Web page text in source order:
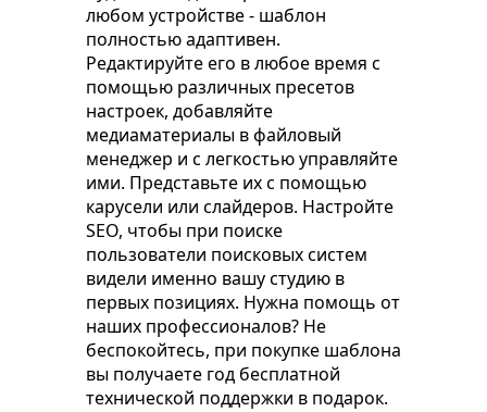
любом устройстве - шаблон
полностью адаптивен.
Редактируйте его в любое время с
помощью различных пресетов
настроек, добавляйте
медиаматериалы в файловый
менеджер и с легкостью управляйте
ими. Представьте их с помощью
карусели или слайдеров. Настройте
SEO, чтобы при поиске
пользователи поисковых систем
видели именно вашу студию в
первых позициях. Нужна помощь от
наших профессионалов? Не
беспокойтесь, при покупке шаблона
вы получаете год бесплатной
технической поддержки в подарок.